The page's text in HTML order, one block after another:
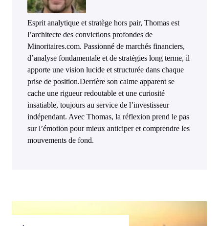
Esprit analytique et stratège hors pair, Thomas est
l’architecte des convictions profondes de
Minoritaires.com. Passionné de marchés financiers,
d’analyse fondamentale et de stratégies long terme, il
apporte une vision lucide et structurée dans chaque
prise de position.Derrière son calme apparent se
cache une rigueur redoutable et une curiosité
insatiable, toujours au service de l’investisseur
indépendant. Avec Thomas, la réflexion prend le pas
sur l’émotion pour mieux anticiper et comprendre les
mouvements de fond.